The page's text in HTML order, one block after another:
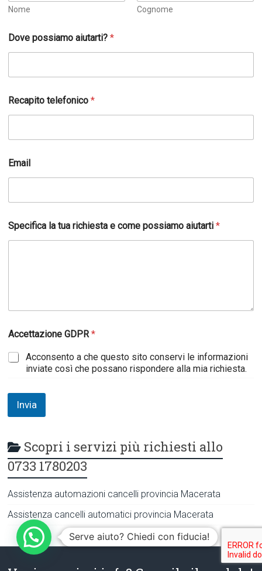
Nome Cognome
Dove possiamo aiutarti?*
Recapito telefonico*
Email
Specifica la tua richiesta e come possiamo aiutarti*
u
s
a
*
Accettazione GDPR*
Acconsento a che questo sito conservi le informazioni
inviate così che possano rispondere alla mia richiesta.
Invia
Scopri i servizi più richiesti allo
0733 1780203
Assistenza automazioni cancelli provincia Macerata
Assistenza cancelli automatici provincia Macerata
Serve aiuto? Chiedi con fiducia!